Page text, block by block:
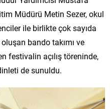
Müdürü Metin Sezer, okul
ile birlikte çok sayıda
bando takımı ve
festivalin açılış töreninde,
de sunuldu.